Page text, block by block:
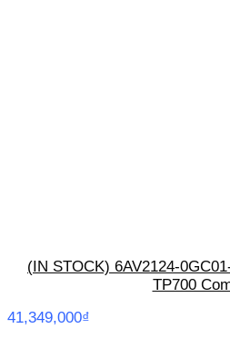
(IN STOCK) 6AV2124-
TP700
41,349,000₫